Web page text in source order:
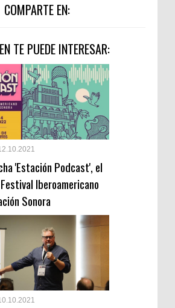
COMPARTE EN:
TE PUEDE INTERESAR:
'Estación Podcast', el
Iberoamericano
Sonora